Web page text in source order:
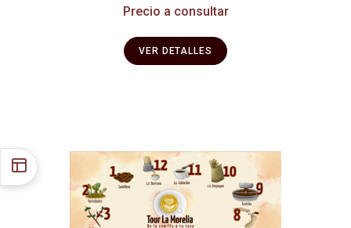
Precio a consultar
VER DETALLES